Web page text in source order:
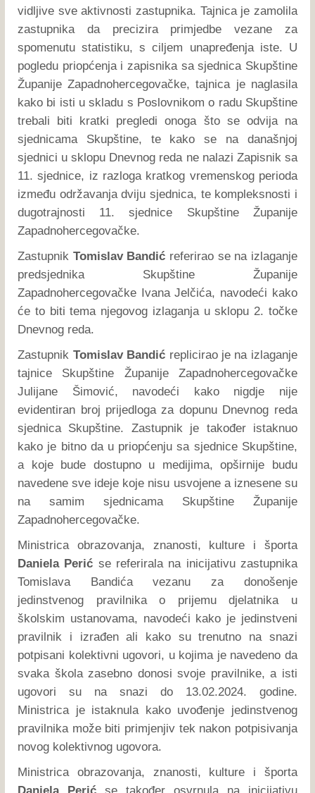
vidljive sve aktivnosti zastupnika. Tajnica je zamolila
zastupnika da precizira primjedbe vezane za
spomenutu statistiku, s ciljem unapređenja iste. U
pogledu priopćenja i zapisnika sa sjednica Skupštine
Županije Zapadnohercegovačke, tajnica je naglasila
kako bi isti u skladu s Poslovnikom o radu Skupštine
trebali biti kratki pregledi onoga što se odvija na
sjednicama Skupštine, te kako se na današnjoj
sjednici u sklopu Dnevnog reda ne nalazi Zapisnik sa
11. sjednice, iz razloga kratkog vremenskog perioda
između održavanja dviju sjednica, te kompleksnosti i
dugotrajnosti 11. sjednice Skupštine Županije
Zapadnohercegovačke.
Zastupnik Tomislav Bandić referirao se na izlaganje
predsjednika Skupštine Županije
Zapadnohercegovačke Ivana Jelčića, navodeći kako
će to biti tema njegovog izlaganja u sklopu 2. točke
Dnevnog reda.
Zastupnik Tomislav Bandić replicirao je na izlaganje
tajnice Skupštine Županije Zapadnohercegovačke
Julijane Šimović, navodeći kako nigdje nije
evidentiran broj prijedloga za dopunu Dnevnog reda
sjednica Skupštine. Zastupnik je također istaknuo
kako je bitno da u priopćenju sa sjednice Skupštine,
a koje bude dostupno u medijima, opširnije budu
navedene sve ideje koje nisu usvojene a iznesene su
na samim sjednicama Skupštine Županije
Zapadnohercegovačke.
Ministrica obrazovanja, znanosti, kulture i športa
Daniela Perić se referirala na inicijativu zastupnika
Tomislava Bandića vezanu za donošenje
jedinstvenog pravilnika o prijemu djelatnika u
školskim ustanovama, navodeći kako je jedinstveni
pravilnik i izrađen ali kako su trenutno na snazi
potpisani kolektivni ugovori, u kojima je navedeno da
svaka škola zasebno donosi svoje pravilnike, a isti
ugovori su na snazi do 13.02.2024. godine.
Ministrica je istaknula kako uvođenje jedinstvenog
pravilnika može biti primjenjiv tek nakon potpisivanja
novog kolektivnog ugovora.
Ministrica obrazovanja, znanosti, kulture i športa